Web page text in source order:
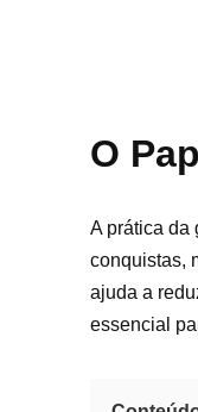
O
A prática da
conquistas,
ajuda a
essencial